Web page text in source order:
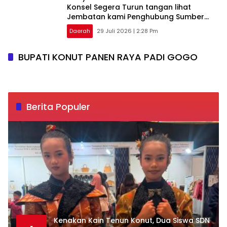
Konsel Segera Turun tangan lihat
Jembatan kami Penghubung Sumber
Sari–Bisikori
Daerah 29 Juli 2026 | 2:28 Pm
BUPATI KONUT PANEN RAYA PADI GOGO
Berita Populer
‎Kenakan Kain Tenun Konut, Dua Siswa SDN